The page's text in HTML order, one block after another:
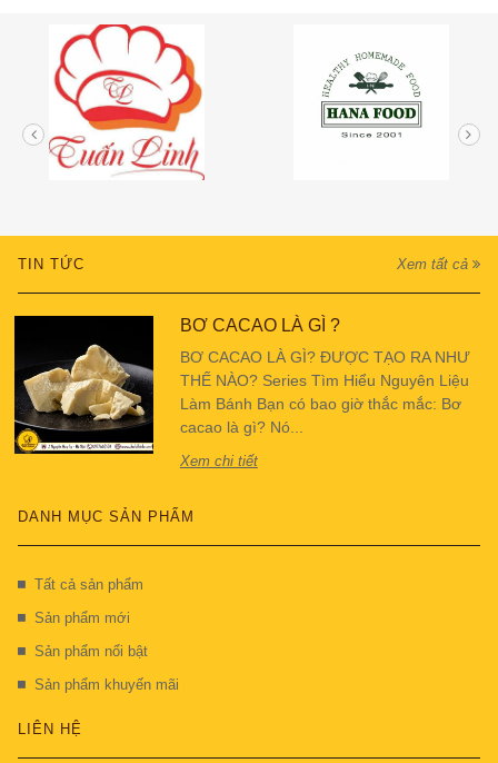
TIN TỨC Xem tất cả
BƠ CACAO LÀ GÌ ?
BƠ CACAO LÀ GÌ? ĐƯỢC TẠO RA NHƯ
THẾ NÀO? Series Tìm Hiểu Nguyên Liệu
Làm Bánh Bạn có bao giờ thắc mắc: Bơ
cacao là gì? Nó...
Xem chi tiết
DANH MỤC SẢN PHẨM
Tất cả sản phẩm
Sản phẩm mới
Sản phẩm nổi bật
Sản phẩm khuyến mãi
LIÊN HỆ